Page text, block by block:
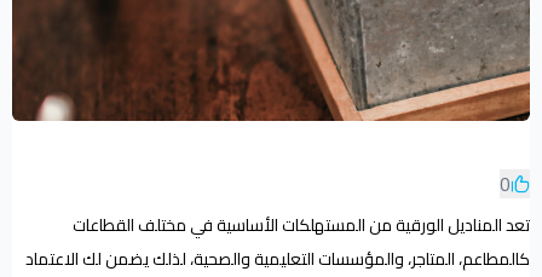
0
تعد المناديل الورقية من المستهلكات الأساسية في مختلف القطاعات
كالمطاعم، المتاجر، والمؤسسات التعليمية والصحية، لذلك يضمن لك الاعتماد